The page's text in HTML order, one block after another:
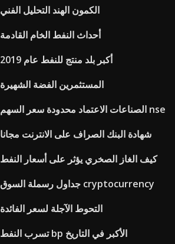
الكمون الهند التحليل الفني
أحداث النفط الخام القادمة
أكبر بلد منتج للنفط عام 2019
المستثمرين الفضة الشهيرة
الصناعات الاعتماد محدودة سعر السهم nse
شهادة البنك الصراف على الانترنت مجانا
كيف الغاز الصخري يؤثر على أسعار النفط
جداول رسملة السوق cryptocurrency
التحوط الآجلة لسعر الفائدة
تسرب النفط bp الأكبر في التاريخ